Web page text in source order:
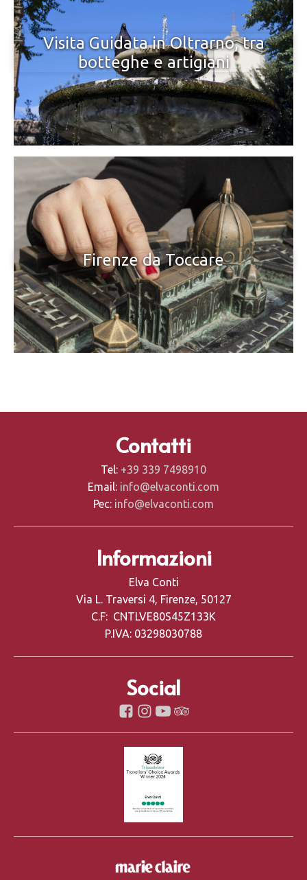
Visita Guidata in Oltrarno, tra
botteghe e artigiani
Firenze da Toccare
Contatti
Tel: +39 339 7498910
Email: info@elvaconti.com
Pec: info@elvaconti.com
Informazioni
Elva Conti
Via L. Traversi 4, Firenze, 50127
C.F: CNTLVE80S45Z133K
P.IVA: 03298030788
Social